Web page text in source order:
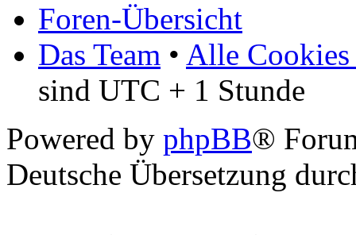
Foren-Übersicht
Das Team • Alle Cookies
sind UTC + 1 Stunde
Powered by phpBB®
Deutsche Übersetzung